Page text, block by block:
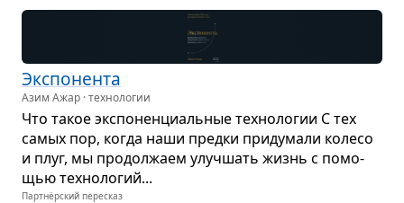
Экс­по­нента
Азим Ажар · технологии
Что такое экс­по­нен­ци­аль­ные тех­но­ло­гии С тех
самых пор, когда наши предки при­ду­мали колесо
и плуг, мы про­дол­жаем улуч­шать жизнь с помо­
щью тех­но­ло­гий...
Партнёрский пересказ